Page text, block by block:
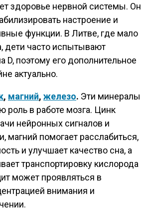
здоровье нервной системы. Он
настроение и
функции. В Литве, где мало
дети часто испытывают
D, поэтому его дополнительное
актуально.
, магний, железо. Эти минералы
в работе мозга. Цинк
нейронных сигналов и
магний помогает расслабиться,
и улучшает качество сна, а
транспортировку кислорода
может проявляться в
внимания и